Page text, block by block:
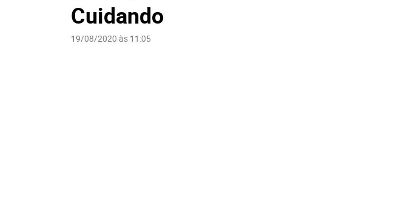
Cuidando
19/08/2020 às 11:05